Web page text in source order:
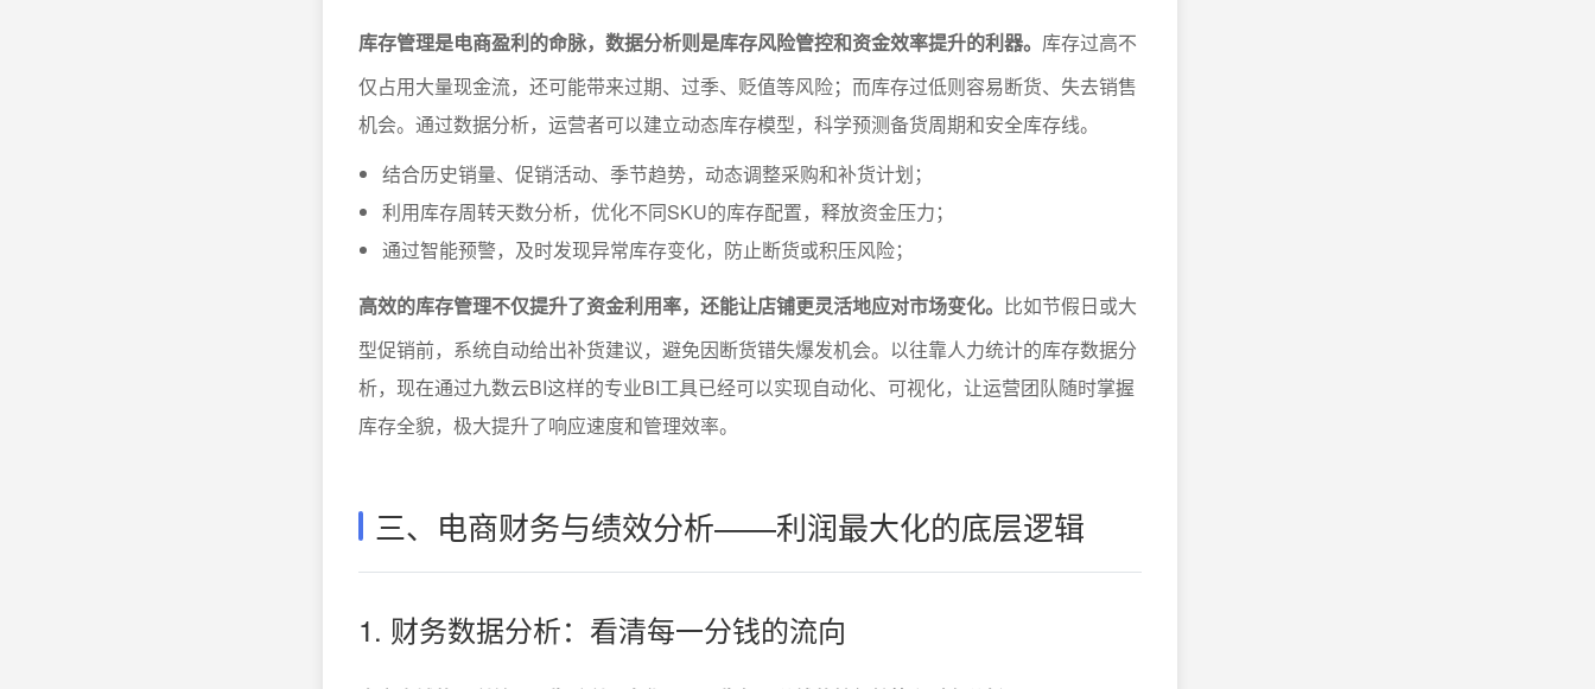
库存管理是电商盈利的命脉，数据分析则是库存风险管控和资金效率提升的利器。 库存过高不
仅占用大量现金流，还可能带来过期、过季、贬值等风险；而库存过低则容易断货、失去销售
机会。通过数据分析，运营者可以建立动态库存模型，科学预测备货周期和安全库存线。
结合历史销量、促销活动、季节趋势，动态调整采购和补货计划；
利用库存周转天数分析，优化不同SKU的库存配置，释放资金压力；
通过智能预警，及时发现异常库存变化，防止断货或积压风险；
高效的库存管理不仅提升了资金利用率，还能让店铺更灵活地应对市场变化。 比如节假日或大
型促销前，系统自动给出补货建议，避免因断货错失爆发机会。以往靠人力统计的库存数据分
析，现在通过九数云BI这样的专业BI工具已经可以实现自动化、可视化，让运营团队随时掌握
库存全貌，极大提升了响应速度和管理效率。
三、电商财务与绩效分析——利润最大化的底层逻辑
1. 财务数据分析：看清每一分钱的流向